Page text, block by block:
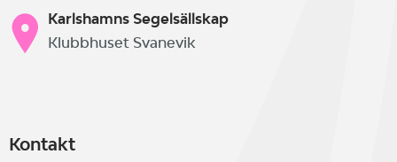
klubbens ungdomar. Klubben har
satt upp en målsättning för
Karlshamns Segelsällskap
Klubbhuset Svanevik
Kontakt